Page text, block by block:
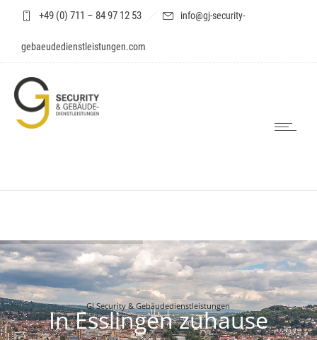
+49 (0) 711 – 84 97 12 53 info@gj-security-
gebaeudedienstleistungen.com
GJ Security & Gebäudedienstleistungen
In Esslingen zuhause